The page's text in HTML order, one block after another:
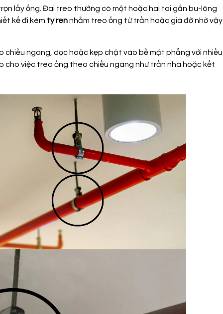
lấy ống. Đai treo thường có một hoặc hai tai gắn bu-lông
kế đi kèm ty rennhằm treo ống từ trần hoặc giá đỡnhờ vậy
chiều ngang , dọc hoặc kẹp chặt vào bề mặt phẳng với nhiều
cho việc treo ống theo chiều ngang nhưtrần nhà hoặc kết